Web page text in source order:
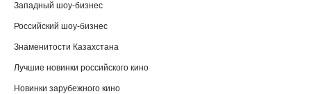
Западный шоу-бизнес
Российский шоу-бизнес
Знаменитости Казахстана
Лучшие новинки российского кино
Новинки зарубежного кино